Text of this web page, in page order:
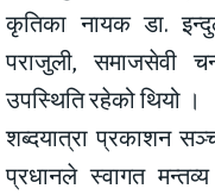
कृतिका नायक डा.
पराजुली, समाजसेवी
उपस्थिति रहेको थियो ।
शब्दयात्रा प्रकाशन
प्रधानले स्वागत